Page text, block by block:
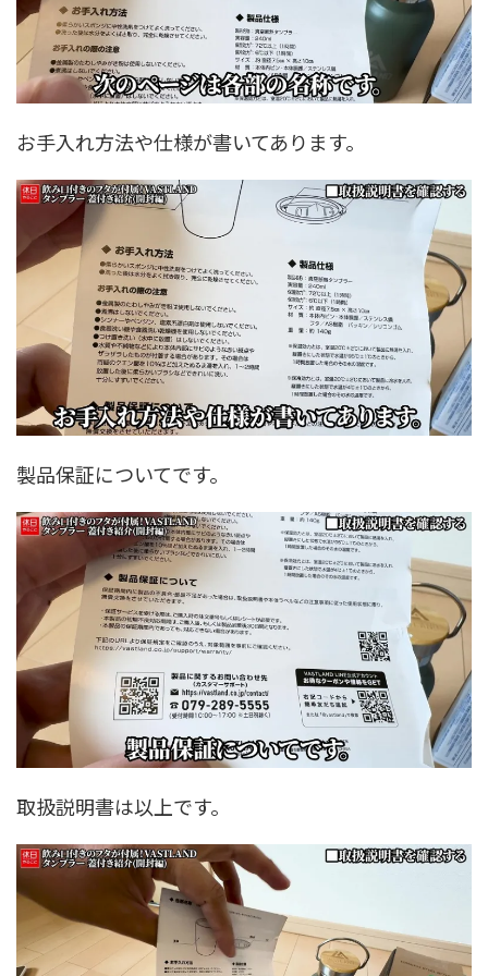
お手入れ方法や仕様が書いてあります。
製品保証についてです。
取扱説明書は以上です。